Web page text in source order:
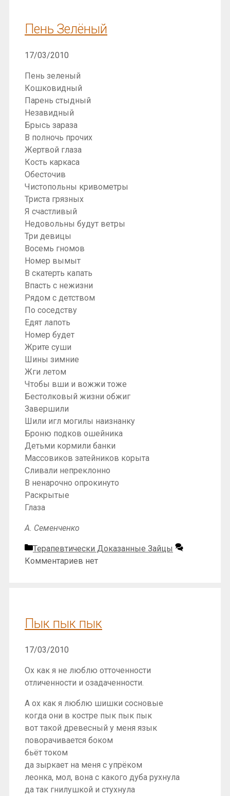
Пень Зелёный
17/03/2010
Пень зеленый
Кошковидный
Парень стыдный
Незавидный
Брысь зараза
В полночь прочих
Жертвой глаза
Кость каркаса
Обесточив
Чистопольны кривометры
Триста грязных
Я счастливый
Недовольны будут ветры
Три девицы
Восемь гномов
Номер вымыт
В скатерть капать
Впасть с нежизни
Рядом с детством
По соседству
Едят лапоть
Номер будет
Жрите суши
Шины зимние
Жги летом
Чтобы вши и вожжи тоже
Бестолковый жизни обжиг
Завершили
Шили игл могилы наизнанку
Броню подков ошейника
Детьми кормили банки
Массовиков затейников корыта
Сливали непреклонно
В ненарочно опрокинуто
Раскрытые
Глаза
А. Семенченко
Рубрики
Терапевтически Доказанные Зайцы
Комментариев нет
Пык пык пык
17/03/2010
Ох как я не люблю отточенности
отличенности и озадаченности.
А ох как я люблю шишки сосновые
когда они в костре пык пык пык
вот такой древесный у меня язык
поворачивается боком
бьёт током
да зыркает на меня с упрёком
леонка, мол, вона с какого дуба рухнула
да так гнилушкой и стухнула